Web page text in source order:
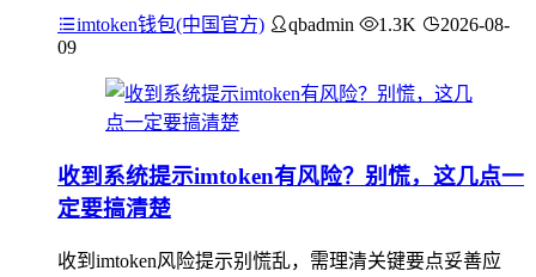
imtoken钱包(中国官方) qbadmin 1.3K
2026-08-
09
收到系统提示imtoken有风险？别慌，这几点一
定要搞清楚
收到imtoken风险提示别慌乱，需理清关键要点妥善应